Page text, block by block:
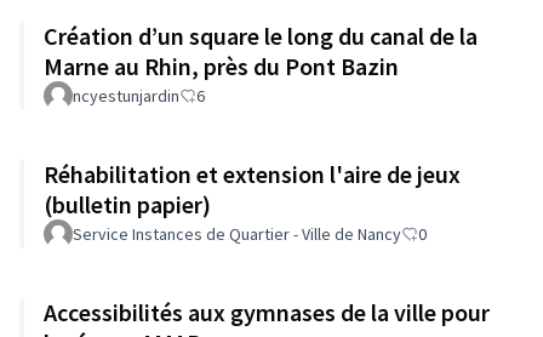
Création d’un square le long du canal de la
Marne au Rhin, près du Pont Bazin
ncyestunjardin 6
Réhabilitation et extension l'aire de jeux
(bulletin papier)
Service Instances de Quartier - Ville de Nancy 0
Accessibilités aux gymnases de la ville pour